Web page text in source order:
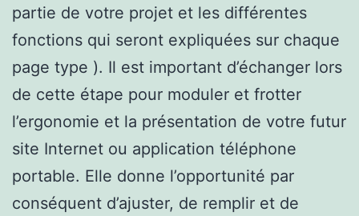
partie de votre projet et les différentes
fonctions qui seront expliquées sur chaque
page type ). Il est important d’échanger lors
de cette étape pour moduler et frotter
l’ergonomie et la présentation de votre futur
site Internet ou application téléphone
portable. Elle donne l’opportunité par
conséquent d’ajuster, de remplir et de